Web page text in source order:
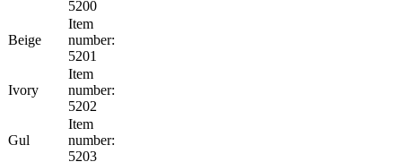
5200
Beige
Item
number:
5201
Ivory
Item
number:
5202
Gul
Item
number:
5203